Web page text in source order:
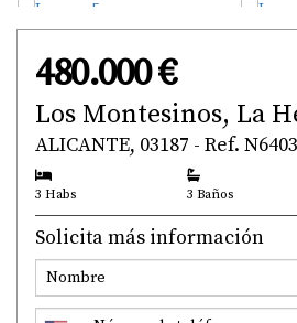
480.000 €
Los Montesinos, La
ALICANTE, 03187 - Ref. N6403
3 Habs 3 Baños
Solicita más información